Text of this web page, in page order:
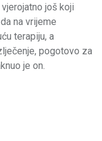
još koji
na vrijeme
terapiju, a
pogotovo za
je on.